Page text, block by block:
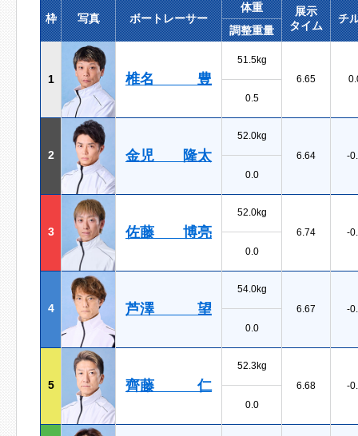
枠 写真 ボートレーサー
体重
展示
タイム
チ
調整重量
1 椎名 豊
51.5kg
6.65
0.5
2 金児 隆太
52.0kg
6.64
-
0.0
3 佐藤 博亮
52.0kg
6.74
-
0.0
4 芦澤 望
54.0kg
6.67
-
0.0
5 齊藤 仁
52.3kg
6.68
-
0.0